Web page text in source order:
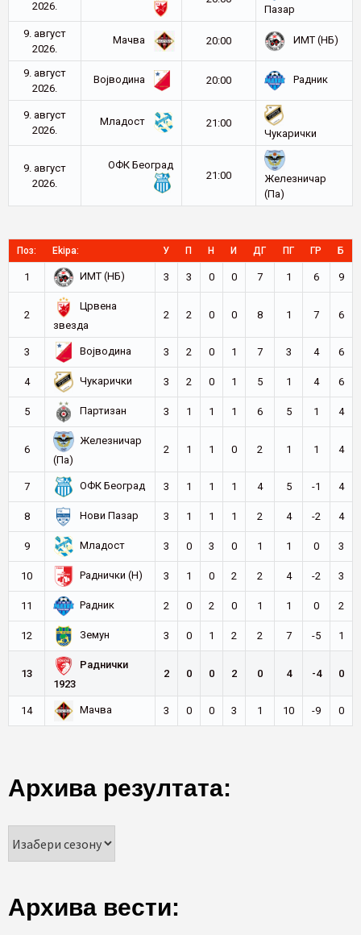
2026.
Пазар
9. август
2026.
Мачва 20:00 ИМТ (НБ)
9. август
2026.
Војводина 20:00 Радник
9. август
2026.
Младост
21:00
Чукарички
9. август
2026.
ОФК Београд
21:00
Железничар
(Па)
Поз: Ekipa: У П Н И ДГ ПГ ГР Б
1 ИМТ (НБ) 3 3 0 0 7 1 6 9
2
Црвена
звезда
2 2 0 0 8 1 7 6
3 Војводина 3 2 0 1 7 3 4 6
4 Чукарички 3 2 0 1 5 1 4 6
5 Партизан 3 1 1 1 6 5 1 4
6
Железничар
(Па)
2 1 1 0 2 1 1 4
7 ОФК Београд 3 1 1 1 4 5 -1 4
8 Нови Пазар 3 1 1 1 2 4 -2 4
9 Младост 3 0 3 0 1 1 0 3
10 Раднички (Н) 3 1 0 2 2 4 -2 3
11 Радник 2 0 2 0 1 1 0 2
12 Земун 3 0 1 2 2 7 -5 1
13
Раднички
1923
2 0 0 2 0 4 -4 0
14 Мачва 3 0 0 3 1 10 -9 0
Архива резултата:
Архива вести: